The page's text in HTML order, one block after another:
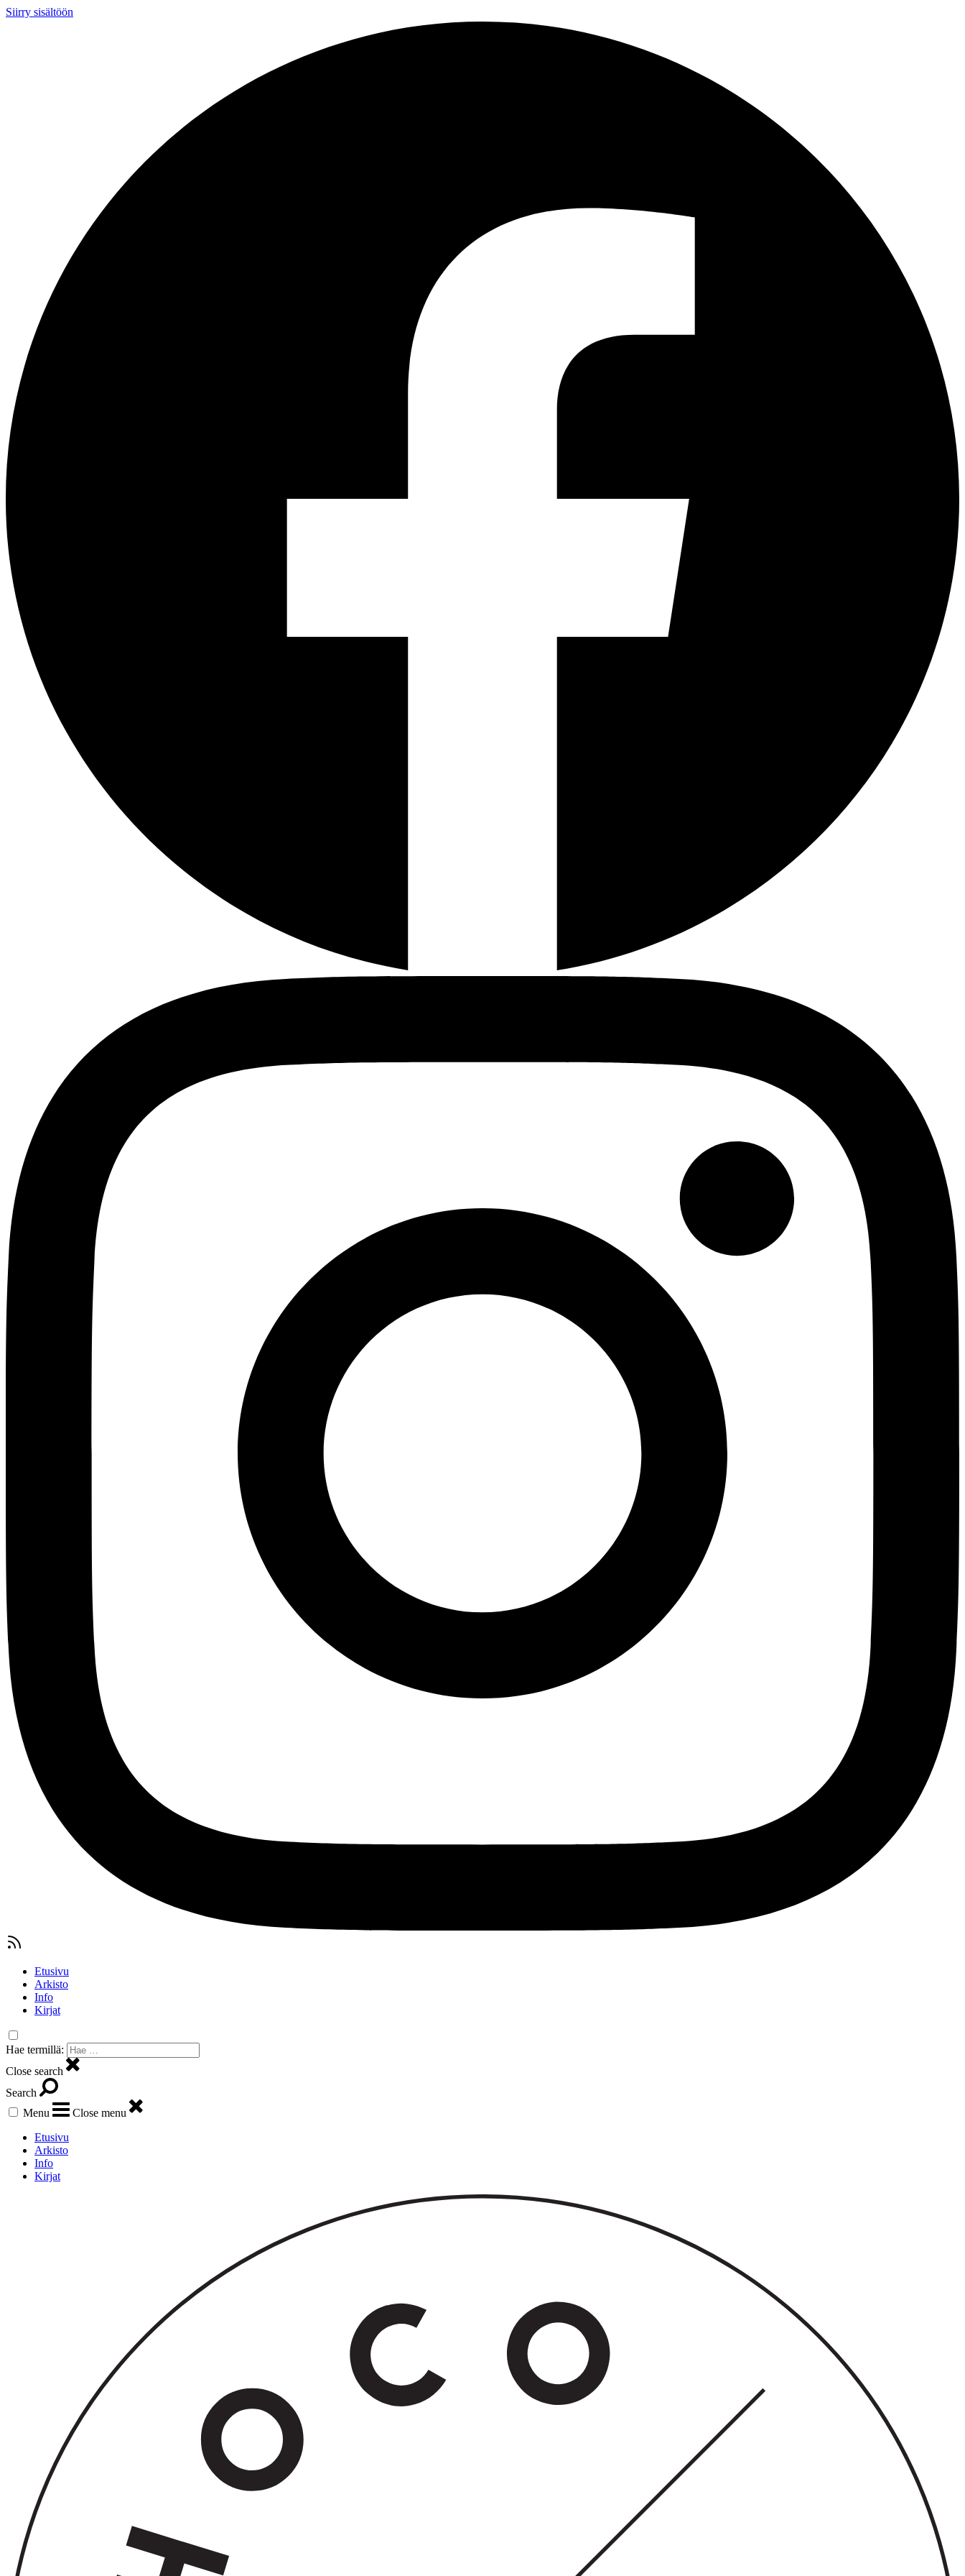
Siirry sisältöön
Etusivu
Arkisto
Info
Kirjat
Hae termillä:
Close search
Search
Menu
Close menu
Etusivu
Arkisto
Info
Kirjat